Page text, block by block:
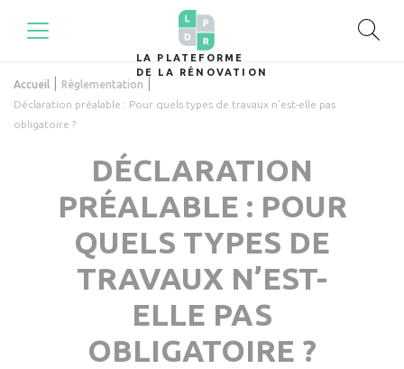
LA PLATEFORME
DE LA RÉNOVATION
Accueil Réglementation
Déclaration préalable : Pour quels types de travaux n’est-elle pas
obligatoire ?
DÉCLARATION
PRÉALABLE : POUR
QUELS TYPES DE
TRAVAUX N’EST-
ELLE PAS
OBLIGATOIRE ?